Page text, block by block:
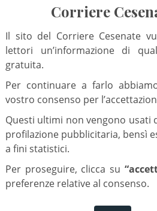
Corriere
Il sito del Corriere Cesenate
lettori un’informazione di
gratuita.
Per continuare a farlo
vostro consenso per
Questi ultimi non vengono usati
profilazione pubblicitaria, bensì
a fini statistici.
Per proseguire, clicca su
preferenze relative al consenso.